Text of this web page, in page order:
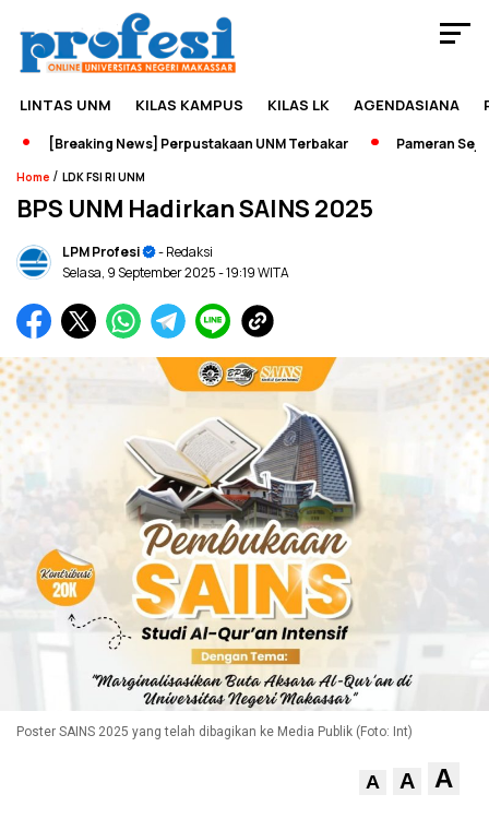
LINTAS UNM KILAS KAMPUS KILAS LK AGENDASIANA
[Breaking News] Perpustakaan UNM Terbakar Pameran Sejarah
Home / LDK FSI RI UNM
BPS UNM Hadirkan SAINS 2025
LPM Profesi
- Redaksi
Selasa, 9 September 2025- 19:19 WITA
Poster SAINS 2025 yang telah dibagikan ke Media Publik (Foto: Int)
A A A